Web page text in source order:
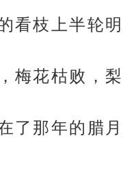
看枝上半轮明
梅花枯败，梨
了那年的腊月